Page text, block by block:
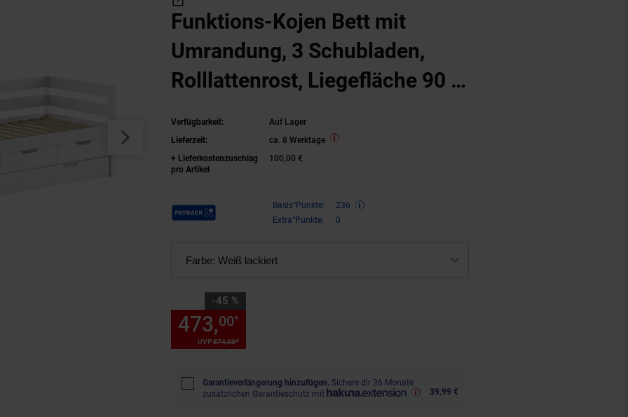
Funktions-Kojen Bett mit
Umrandung, 3 Schubladen,
Rolllattenrost, Liegefläche 90 x
Weiß lackiert
Verfügbarkeit:
Auf Lager
Lieferzeit:
ca. 8 Werktage
+ Lieferkostenzuschlag
pro Artikel
100,00 €
Payback Punkte Basis°Punkte:
236
Extra°Punkte:
0
Farbe: Weiß lackiert
-45 %
Sie Sparen 45 Prozent,
UVP874,00*
473,00*
Garantieverlängerung hinzufügen. Sichere dir 36 Monate
zusätzlichen Garantieschutz mit
39,99 €